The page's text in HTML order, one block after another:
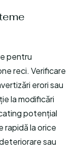
pentru
reci. Verificare
erori sau
la modificări
potențial
rapidă la orice
sau